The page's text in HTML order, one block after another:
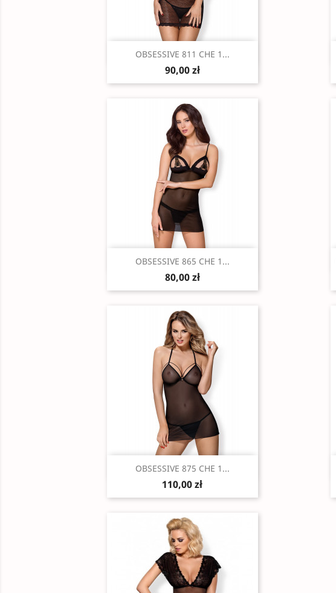
Szybki podgląd
OBSESSIVE 811 CHE 1...
90,00 zł
Szybki podgląd
OBSESSIVE 865 CHE 1...
80,00 zł
Szybki podgląd
OBSESSIVE 875 CHE 1...
110,00 zł